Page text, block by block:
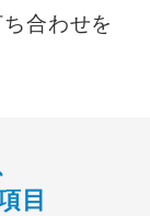
合わせを
目